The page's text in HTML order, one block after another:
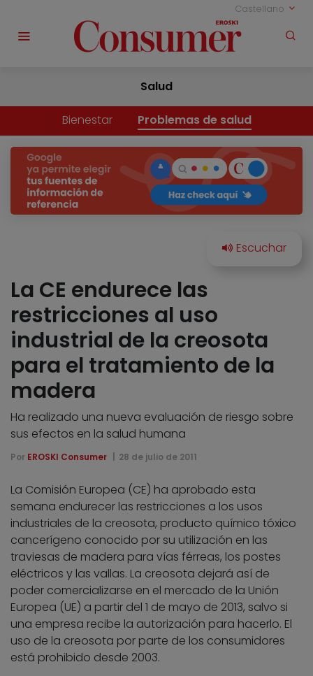
Castellano
Salud
Bienestar Problemas de salud
La CE endurece las
restricciones al uso
industrial de la creosota
para el tratamiento de la
madera
Ha realizado una nueva evaluación de riesgo sobre
sus efectos en la salud humana
Por EROSKI Consumer 28 de julio de 2011
La Comisión Europea (CE) ha aprobado esta
semana endurecer las restricciones a los usos
industriales de la creosota, producto químico tóxico
cancerígeno conocido por su utilización en las
traviesas de madera para vías férreas, los postes
eléctricos y las vallas. La creosota dejará así de
poder comercializarse en el mercado de la Unión
Europea (UE) a partir del 1 de mayo de 2013, salvo si
una empresa recibe la autorización para hacerlo. El
uso de la creosota por parte de los consumidores
está prohibido desde 2003.